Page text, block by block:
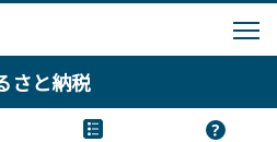
さと納税